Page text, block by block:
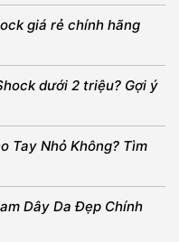
giá rẻ chính hãng
dưới 2 triệu? Gợi ý
Tay Nhỏ Không? Tìm
Dây Da Đẹp Chính